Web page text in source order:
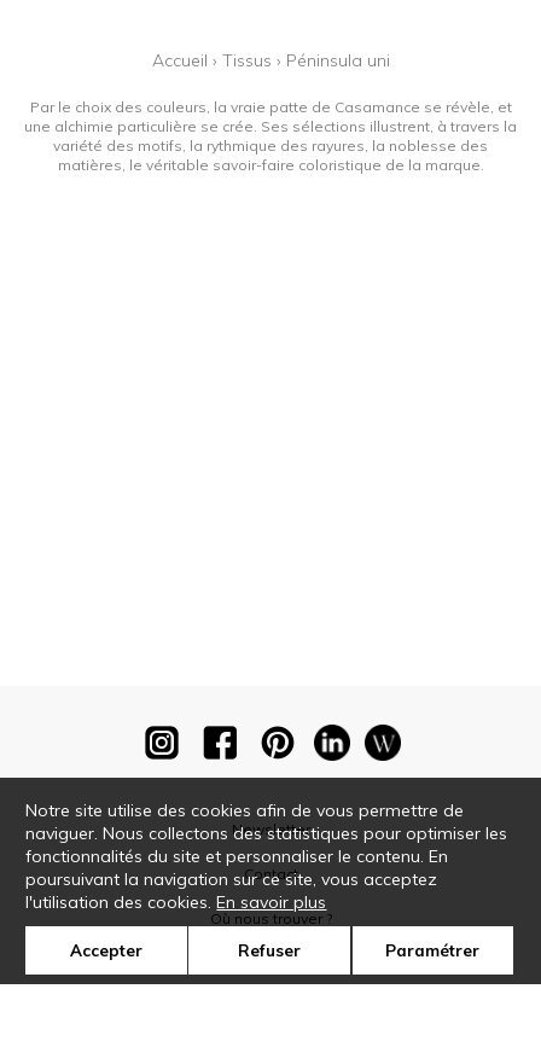
Accueil › Tissus › Péninsula uni
Par le choix des couleurs, la vraie patte de Casamance se révèle, et
une alchimie particulière se crée. Ses sélections illustrent, à travers la
variété des motifs, la rythmique des rayures, la noblesse des
matières, le véritable savoir-faire coloristique de la marque.
Newsletter
Contact
Où nous trouver ?
Notre site utilise des cookies afin de vous permettre de
naviguer. Nous collectons des statistiques pour optimiser les
fonctionnalités du site et personnaliser le contenu. En
poursuivant la navigation sur ce site, vous acceptez
l'utilisation des cookies.En savoir plus
Accepter Refuser Paramétrer